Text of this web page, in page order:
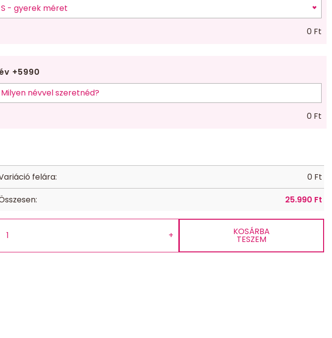
0 Ft
+5990
0 Ft
felára: 0 Ft
25.990 Ft
Babzsák
+ KOSÁRBA
TESZEM